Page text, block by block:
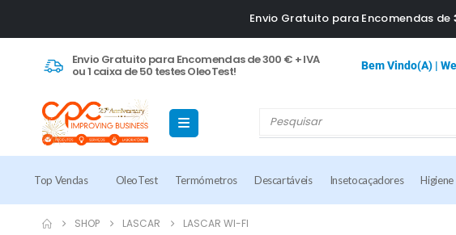
Envio Gratuito para Encomendas de
Envio Gratuito para Encomendas de 300 € + IVA
ou 1 caixa de 50 testes OleoTest! Bem Vindo(a) |
Top Vendas OleoTest Termómetros Descartáveis Insetocaçadores Higiene
SHOP LASCAR LASCAR WI-FI